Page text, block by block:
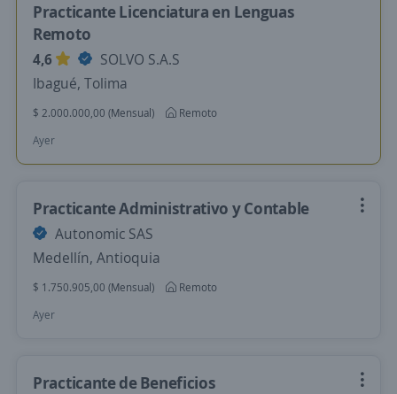
Practicante Licenciatura en Lenguas
Remoto
4,6
SOLVO S.A.S
Ibagué, Tolima
$ 2.000.000,00 (Mensual)
Remoto
Ayer
Practicante Administrativo y Contable
Autonomic SAS
Medellín, Antioquia
$ 1.750.905,00 (Mensual)
Remoto
Ayer
Practicante de Beneficios